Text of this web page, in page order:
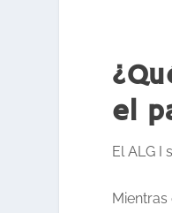
el
El ALG I